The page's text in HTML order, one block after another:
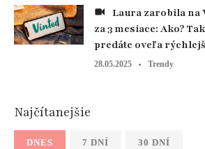
za 3 mesiace: Ako?
predáte oveľa
28.05.2025 Trendy
Najčítanejšie
DNES 7 DNÍ 30 DNÍ